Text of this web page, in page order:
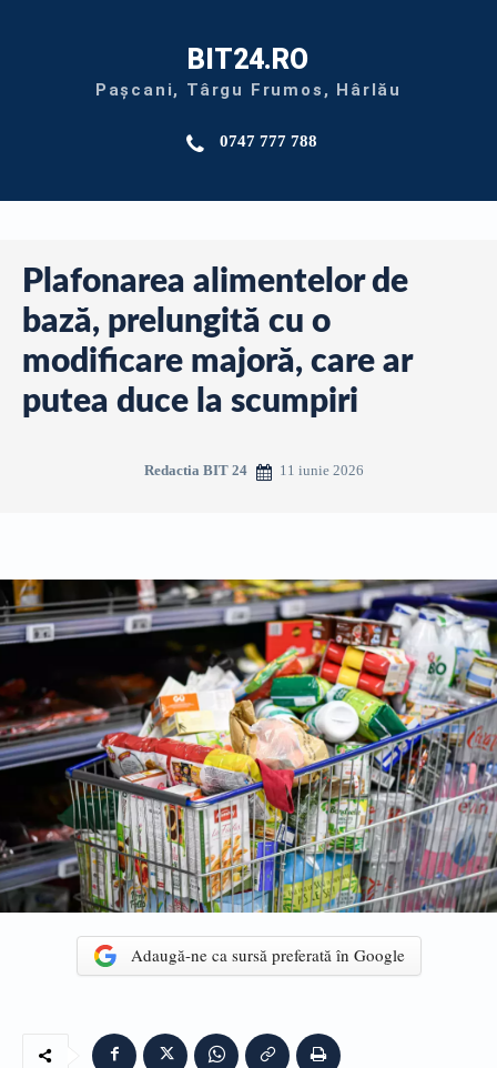
BIT24.RO
Pașcani, Târgu Frumos, Hârlău
0747 777 788
Plafonarea alimentelor de
bază, prelungită cu o
modificare majoră, care ar
putea duce la scumpiri
Redactia BIT 24 11 iunie 2026
Adaugă-ne ca sursă preferată în Google